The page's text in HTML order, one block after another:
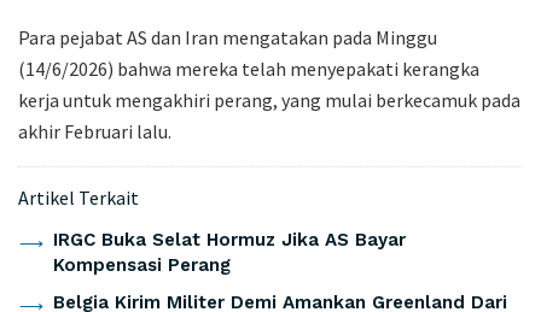
Para pejabat AS dan Iran mengatakan pada Minggu
(14/6/2026) bahwa mereka telah menyepakati kerangka
kerja untuk mengakhiri perang, yang mulai berkecamuk pada
akhir Februari lalu.
Artikel Terkait
IRGC Buka Selat Hormuz Jika AS Bayar
Kompensasi Perang
Belgia Kirim Militer Demi Amankan Greenland Dari